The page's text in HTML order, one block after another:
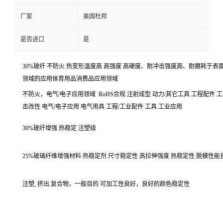
厂家 美国杜邦
是否进口 是
30%玻纤 不防火 热变形温度高 高强度 高硬度、耐冲击强度高、耐磨耗于
领域的应用体育用品消费品应用领域
不防火 ，电气/电子应用领域 RoHS合规 注射成型 动力/其它工具 工程配件
击改性 电气/电子应用 电气用具 工程/工业配件 工具 工业应用
30%玻纤增强 热稳定 注塑级
25%玻璃纤维增强材料 热稳定剂 尺寸稳定性 高拉伸强度 热稳定性 脱模性能
注塑, 挤出 复合物，一般目的 可加工性良好，良好的颜色稳定性